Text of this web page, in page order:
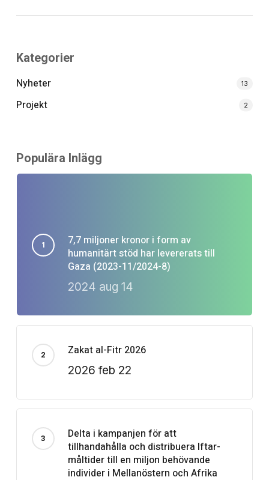
Kategorier
Nyheter
13
Projekt 2
Populära Inlägg
7,7 miljoner kronor i form av
humanitärt stöd har levererats till
Gaza (2023-11/2024-8)
2024 aug 14
Zakat al-Fitr 2026
2026 feb 22
Delta i kampanjen för att
tillhandahålla och distribuera Iftar-
måltider till en miljon behövande
individer i Mellanöstern och Afrika